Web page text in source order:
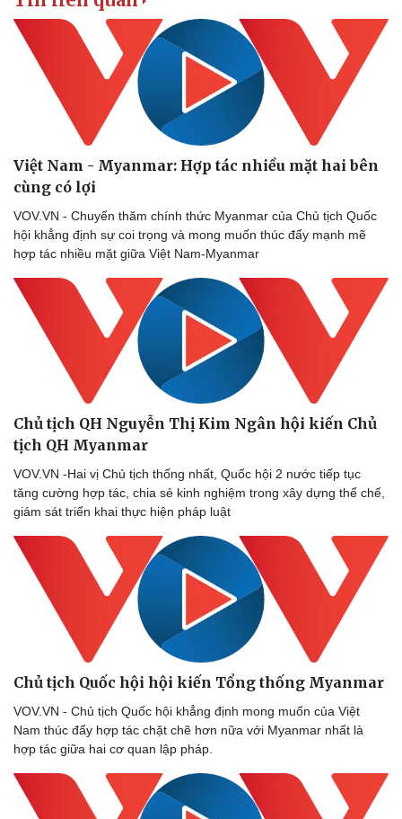
Bóng đá
Lịch thi đấu bóng đá
Ô tô
Xe máy
Việt Nam - Myanmar: Hợp tác nhiều mặt hai bên
cùng có lợi
VOV.VN - Chuyến thăm chính thức Myanmar của Chủ tịch Quốc
hội khẳng định sự coi trọng và mong muốn thúc đẩy mạnh mẽ
hợp tác nhiều mặt giữa Việt Nam-Myanmar
Chủ tịch QH Nguyễn Thị Kim Ngân hội kiến Chủ
tịch QH Myanmar
VOV.VN -Hai vị Chủ tịch thống nhất, Quốc hội 2 nước tiếp tục
tăng cường hợp tác, chia sẻ kinh nghiệm trong xây dựng thể chế,
giám sát triển khai thực hiện pháp luật
Chủ tịch Quốc hội hội kiến Tổng thống Myanmar
VOV.VN - Chủ tịch Quốc hội khẳng định mong muốn của Việt
Nam thúc đẩy hợp tác chặt chẽ hơn nữa với Myanmar nhất là
hợp tác giữa hai cơ quan lập pháp.